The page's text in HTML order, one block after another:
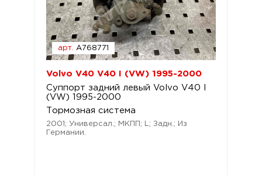
арт. A768771
Volvo V40 V40 I (VW) 1995-2000
Суппорт задний левый Volvo V40 I
(VW) 1995-2000
Тормозная система
2001; Универсал.; МКПП; L; Задн.; Из
Германии.